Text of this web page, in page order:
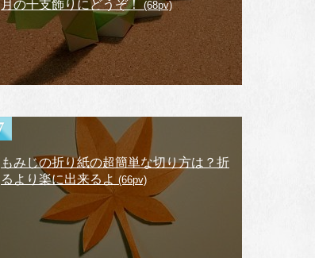
月の干支飾りにどうぞ！ (68pv)
もみじの折り紙の超簡単な切り方は？折
るより楽に出来るよ (66pv)